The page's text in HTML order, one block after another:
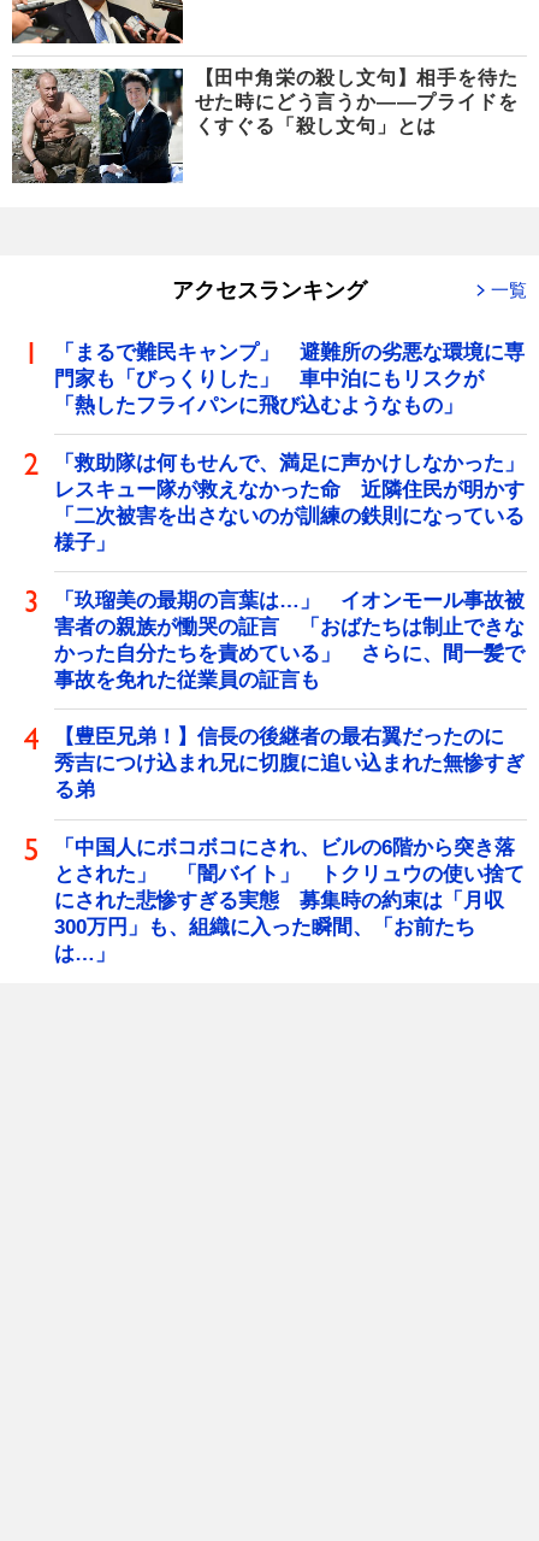
【田中角栄の殺し文句】相手を待た
せた時にどう言うか――プライドを
くすぐる「殺し文句」とは
アクセスランキング 一覧
「まるで難民キャンプ」 避難所の劣悪な環境に専
門家も「びっくりした」 車中泊にもリスクが
「熱したフライパンに飛び込むようなもの」
「救助隊は何もせんで、満足に声かけしなかった」
レスキュー隊が救えなかった命 近隣住民が明かす
「二次被害を出さないのが訓練の鉄則になっている
様子」
「玖瑠美の最期の言葉は…」 イオンモール事故被
害者の親族が慟哭の証言 「おばたちは制止できな
かった自分たちを責めている」 さらに、間一髪で
事故を免れた従業員の証言も
【豊臣兄弟！】信長の後継者の最右翼だったのに
秀吉につけ込まれ兄に切腹に追い込まれた無惨すぎ
る弟
「中国人にボコボコにされ、ビルの6階から突き落
とされた」 「闇バイト」 トクリュウの使い捨て
にされた悲惨すぎる実態 募集時の約束は「月収
300万円」も、組織に入った瞬間、「お前たち
は…」